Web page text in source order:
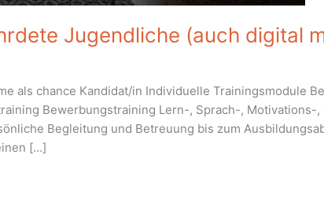
Jugendliche (auch digital
als chance Kandidat/in Individuelle Trainingsmodule
Bewerbungstraining Lern-, Sprach-, Motivations-,
Begleitung und Betreuung bis zum
[…]